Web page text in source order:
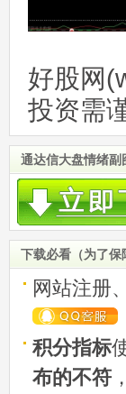
好股网
投资需
通达信大盘情绪
下载必看（为了保
网站注册
积分指标
布的不符